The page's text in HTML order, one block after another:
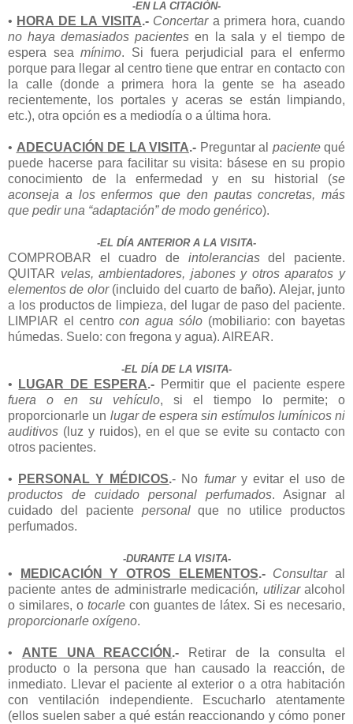
-EN LA CITACIÓN-
• HORA DE LA VISITA.- Concertara primera hora, cuando
no haya demasiados pacientes en la sala y el tiempo de
espera seamínimo. Si fuera perjudicial para el enfermo
porque para llegar al centro tiene que entrar en contacto con
la calle (donde a primera hora la gente se ha aseado
recientemente, los portales y aceras se están limpiando,
etc.), otra opción es a mediodía o a última hora.
• ADECUACIÓN DE LA VISITA.- Preguntar al pacientequé
puede hacerse para facilitar su visita: básese en su propio
conocimiento de la enfermedad y en su historial (se
aconseja a los enfermos que den pautas concretas, más
que pedir una “adaptación” de modo genérico).
-EL DÍA ANTERIOR A LA VISITA-
COMPROBAR el cuadro de intoleranciasdel paciente.
QUITAR velas, ambientadores, jabones y otros aparatos y
elementos de olor(incluido del cuarto de baño). Alejar, junto
a los productos de limpieza, del lugar de paso del paciente.
LIMPIAR el centrocon agua sólo(mobiliario: con bayetas
húmedas. Suelo: con fregona y agua). AIREAR.
-EL DÍA DE LA VISITA-
• LUGAR DE ESPERA.- Permitir que el paciente espere
fuera o en su vehículo, si el tiempo lo permite; o
proporcionarle un lugar de espera sin estímulos lumínicos ni
auditivos (luz y ruidos), en el que se evite su contacto con
otros pacientes.
• PERSONAL Y MÉDICOS.- No fumary evitar el uso de
productos de cuidado personal perfumados. Asignar al
cuidado del paciente personalque no utilice productos
perfumados.
-DURANTE LA VISITA-
• MEDICACIÓN Y OTROS ELEMENTOS.- Consultaral
paciente antes de administrarle medicación, utilizar alcohol
o similares, otocarle con guantes de látex. Si es necesario,
proporcionarle oxígeno.
• ANTE UNA REACCIÓN .- Retirar de la consulta el
producto o la persona que han causado la reacción, de
inmediato. Llevar el paciente al exterior o a otra habitación
con ventilación independiente. Escucharlo atentamente
(ellos suelen saber a qué están reaccionando y cómo poner